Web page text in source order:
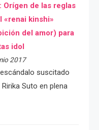
Orígen de las reglas
«renai kinshi»
del amor) para
idol
2017
suscitado
Suto en plena